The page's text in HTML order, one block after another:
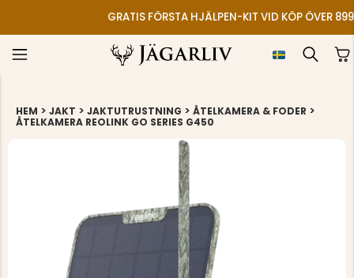
GRATIS FÖRSTA HJÄLPEN-KIT VID KÖP ÖVER
HEM > JAKT > JAKTUTRUSTNING > ÅTELKAMERA & FODER >
ÅTELKAMERA REOLINK GO SERIES G450